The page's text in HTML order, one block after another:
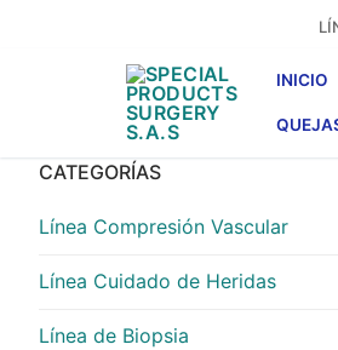
INICIO
CATEGORÍAS
Línea Compresión Vascular
Línea Cuidado de Heridas
Línea de Biopsia